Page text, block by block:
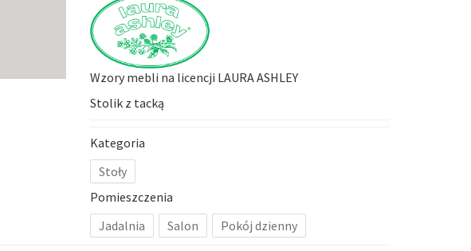
Wzory mebli na licencji LAURA ASHLEY
Stolik z tacką
Kategoria
Stoły
Pomieszczenia
Jadalnia
Salon Pokój dzienny